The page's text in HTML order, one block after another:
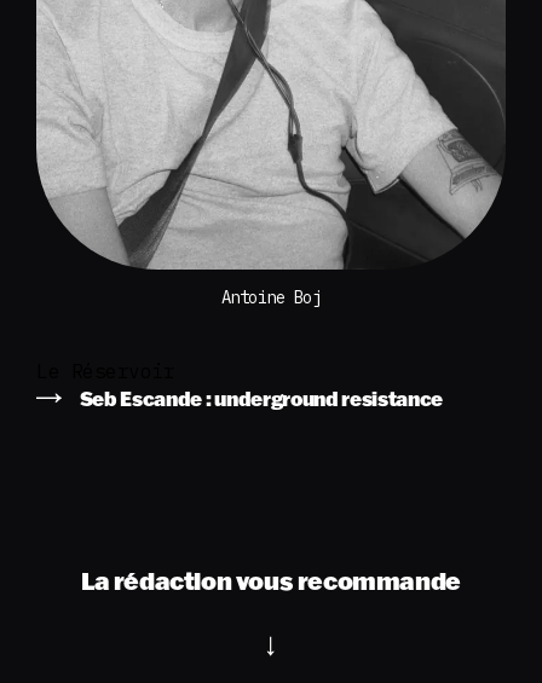
Antoine Boj
Seb Escande : underground resistance
La rédaction vous recommande